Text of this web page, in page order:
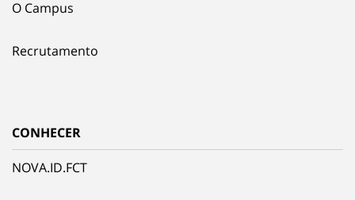
O Campus
Recrutamento
CONHECER
NOVA.ID.FCT